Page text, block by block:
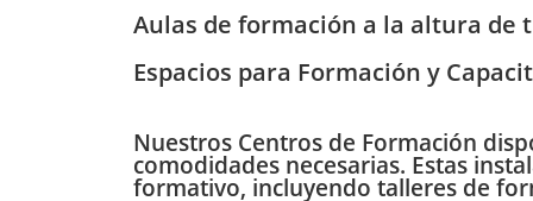
Aulas de formación a la altura de
Espacios para Formación y
Nuestros Centros de Formación
comodidades necesarias. Estas
formativo, incluyendo talleres de